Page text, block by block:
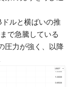
ルと横ばいの推
で急騰している
圧力が強く、以降